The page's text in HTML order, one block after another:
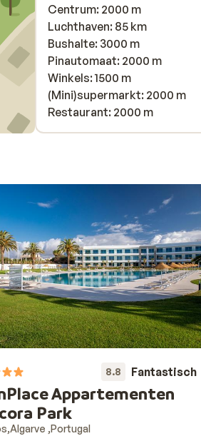
Centrum: 2000 m
Luchthaven: 85 km
Bushalte: 3000 m
Pinautomaat: 2000 m
Winkels: 1500 m
(Mini)supermarkt: 2000 m
Restaurant: 2000 m
8.8 Fantastisch
Appartementen
Park
Algarve Portugal